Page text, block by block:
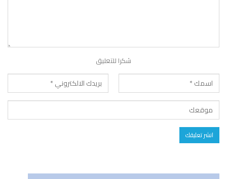
شكرا للتعليق